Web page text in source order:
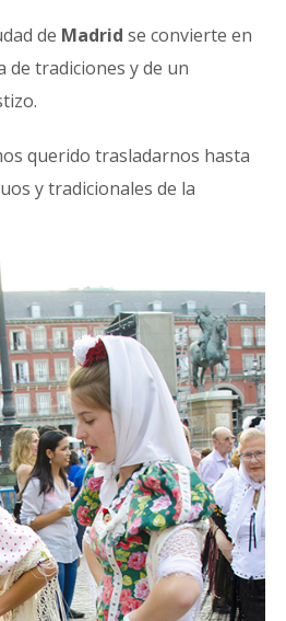
de Madrid se convierte en
de tradiciones y de un
querido trasladarnos hasta
y tradicionales de la